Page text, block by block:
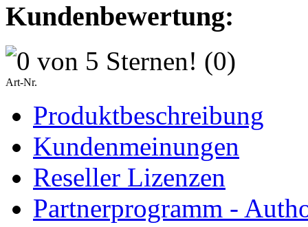
Kundenbewertung:
(0)
Art-Nr.
Produktbeschreibung
Kundenmeinungen
Reseller Lizenzen
Partnerprogramm -